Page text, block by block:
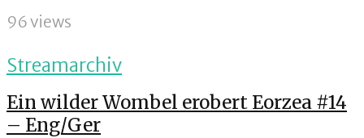
96 views
Streamarchiv
Ein wilder Wombel erobert Eorzea #14
– Eng/Ger